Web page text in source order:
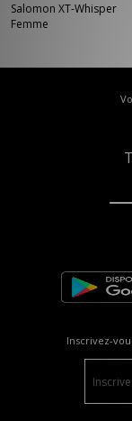
Salomon XT-Whisper
Femme
Inscrivez-